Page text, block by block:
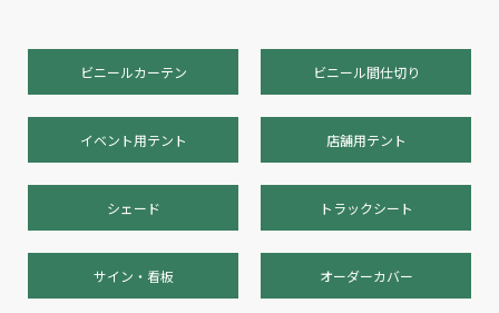
ビニールカーテン ビニール間仕切り
イベント用テント 店舗用テント
シェード トラックシート
サイン・看板 オーダーカバー